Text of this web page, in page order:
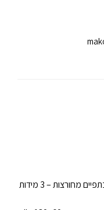
קולב פלסטיק לבן עם וו מתכת מסתובב וכתפיים מחורצות – 3 מידות